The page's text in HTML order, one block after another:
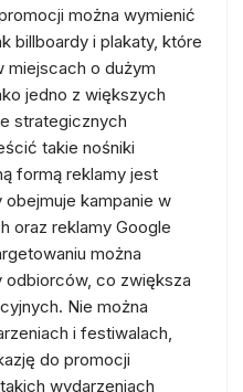
można wymienić
billboardy i plakaty, które
o dużym
jedno z większych
strategicznych
takie nośniki
formą reklamy jest
kampanie w
oraz reklamy Google
można
co zwiększa
Nie można
i festiwalach,
do promocji
wydarzeniach